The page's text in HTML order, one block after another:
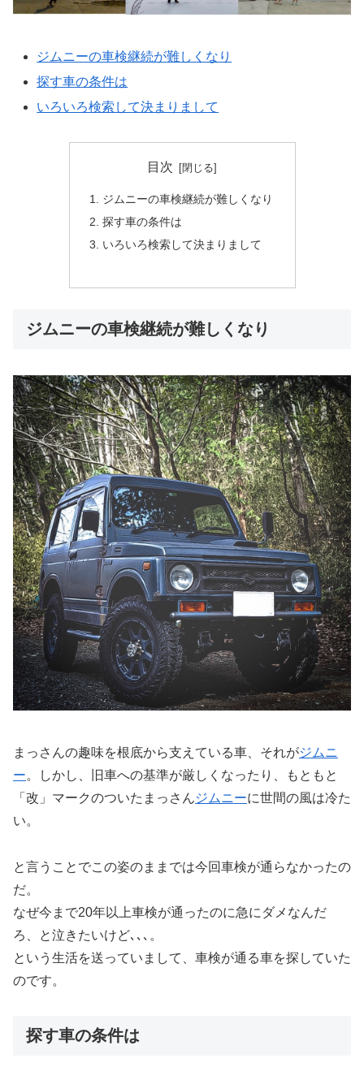
ジムニーの車検継続が難しくなり
探す車の条件は
いろいろ検索して決まりまして
目次
ジムニーの車検継続が難しくなり
探す車の条件は
いろいろ検索して決まりまして
ジムニーの車検継続が難しくなり
まっさんの趣味を根底から支えている車、それがジムニ
ー。しかし、旧車への基準が厳しくなったり、もともと
「改」マークのついたまっさんジムニーに世間の風は冷た
い。
と言うことでこの姿のままでは今回車検が通らなかったの
だ。
なぜ今まで20年以上車検が通ったのに急にダメなんだ
ろ、と泣きたいけど､､､。
という生活を送っていまして、車検が通る車を探していた
のです。
探す車の条件は